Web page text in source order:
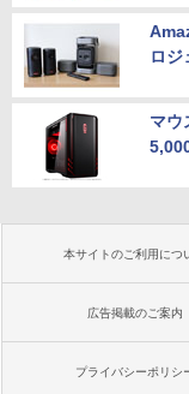
ロジ
マウ
本サイトのご利用につ
広告掲載のご案内
プライバシーポリシ